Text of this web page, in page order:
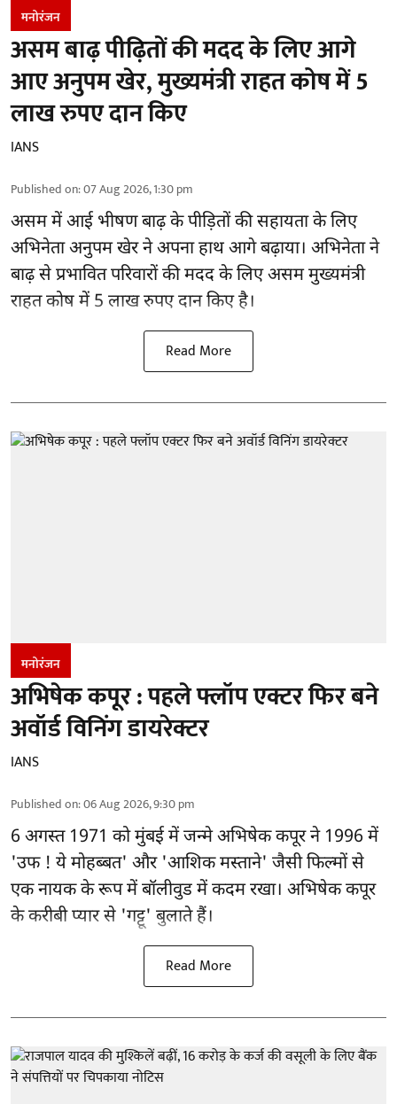
मनोरंजन
असम बाढ़ पीढ़ितों की मदद के लिए आगे
आए अनुपम खेर, मुख्यमंत्री राहत कोष में 5
लाख रुपए दान किए
IANS
Published on:07 Aug 2026, 1:30 pm
असम में आई भीषण बाढ़ केपीड़ितों की सहायताके लिए
अभिनेता अनुपम खेर ने अपना हाथ आगे बढ़ाया। अभिनेता ने
बाढ़ से प्रभावित परिवारों की मदद के लिए असम मुख्यमंत्री
राहत कोष में 5 लाख रुपए दान किए है।
Read More
मनोरंजन
अभिषेक कपूर : पहले फ्लॉप एक्टर फिर बने
अवॉर्ड विनिंग डायरेक्टर
IANS
Published on:06 Aug 2026, 9:30 pm
6 अगस्त 1971 को मुंबई में जन्मे अभिषेक कपूर ने 1996 में
'उफ ! ये मोहब्बत' और 'आशिक मस्ताने' जैसी फिल्मों से
एक नायक के रूप मेंबॉलीवुडमें कदम रखा। अभिषेक कपूर
के करीबी प्यार से 'गट्टू' बुलाते हैं।
Read More